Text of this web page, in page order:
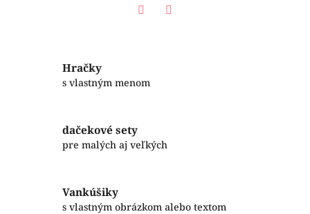
Hračky
s vlastným menom
dačekové sety
pre malých aj veľkých
Vankúšiky
s vlastným obrázkom alebo textom